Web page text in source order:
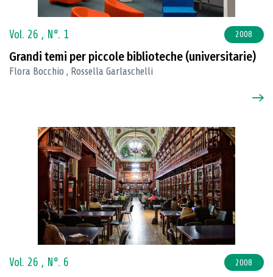
Vol. 26 , N°. 1 2008
Grandi temi per piccole biblioteche (universitarie)
Flora Bocchio , Rossella Garlaschelli
Vol. 26 , N°. 6 2008